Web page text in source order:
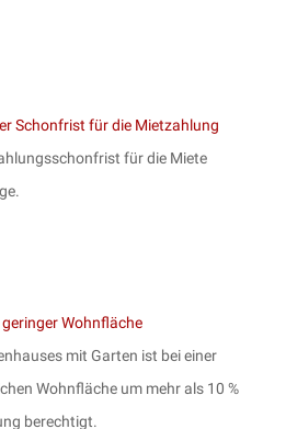
Schonfrist für die Mietzahlung
für die Miete
Wohnfläche
mit Garten ist bei einer
Wohnfläche um mehr als 10 %
berechtigt.